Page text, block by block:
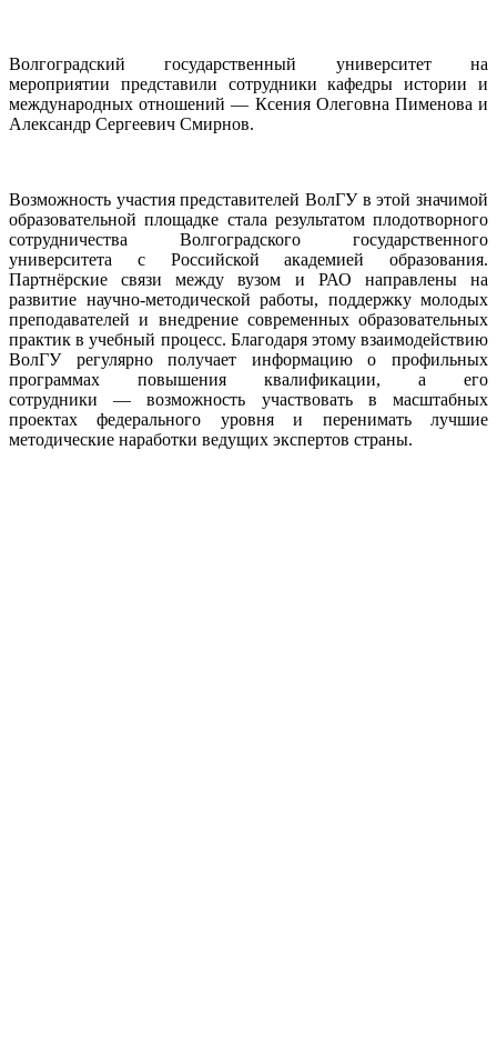
Волгоградский государственный университет на
мероприятии представили сотрудники кафедры истории и
международных отношений — Ксения Олеговна Пименова и
Александр Сергеевич Смирнов.
Возможность участия представителей ВолГУ в этой значимой
образовательной площадке стала результатом плодотворного
сотрудничества Волгоградского государственного
университета с Российской академией образования.
Партнёрские связи между вузом и РАО направлены на
развитие научно‑методической работы, поддержку молодых
преподавателей и внедрение современных образовательных
практик в учебный процесс. Благодаря этому взаимодействию
ВолГУ регулярно получает информацию о профильных
программах повышения квалификации, а его
сотрудники — возможность участвовать в масштабных
проектах федерального уровня и перенимать лучшие
методические наработки ведущих экспертов страны.